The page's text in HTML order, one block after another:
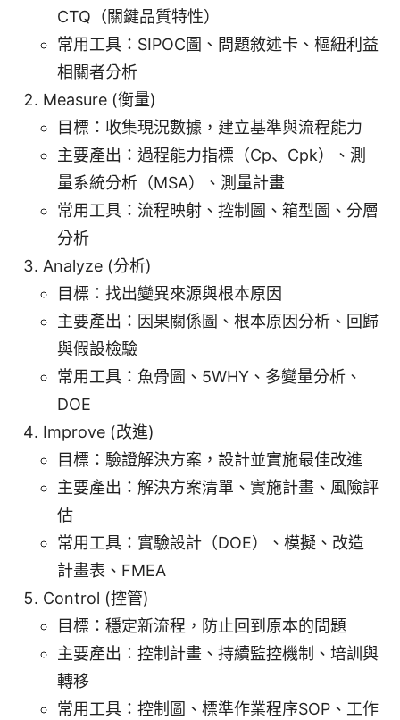
CTQ（關鍵品質特性）
常用工具：SIPOC圖、問題敘述卡、樞紐利益
相關者分析
Measure (衡量)
目標：收集現況數據，建立基準與流程能力
主要產出：過程能力指標（Cp、Cpk）、測
量系統分析（MSA）、測量計畫
常用工具：流程映射、控制圖、箱型圖、分層
分析
Analyze (分析)
目標：找出變異來源與根本原因
主要產出：因果關係圖、根本原因分析、回歸
與假設檢驗
常用工具：魚骨圖、5WHY、多變量分析、
DOE
Improve (改進)
目標：驗證解決方案，設計並實施最佳改進
主要產出：解決方案清單、實施計畫、風險評
估
常用工具：實驗設計（DOE）、模擬、改造
計畫表、FMEA
Control (控管)
目標：穩定新流程，防止回到原本的問題
主要產出：控制計畫、持續監控機制、培訓與
轉移
常用工具：控制圖、標準作業程序SOP、工作